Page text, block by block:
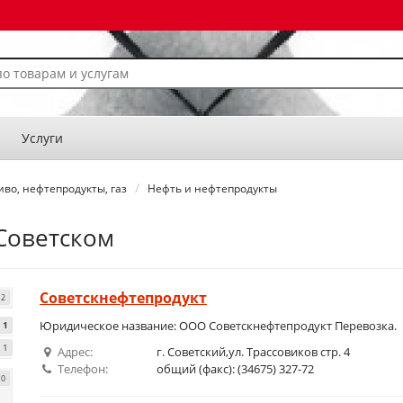
Услуги
нефтепродукты, газ Нефть и нефтепродукты
2
1
1
Советскнефтепродукт
Юридическое название: ООО Советскнефтепродукт Перевозка.
Адрес:
г. Советский,ул. Трассовиков стр. 4
Телефон:
общий (факс): (34675) 327-72